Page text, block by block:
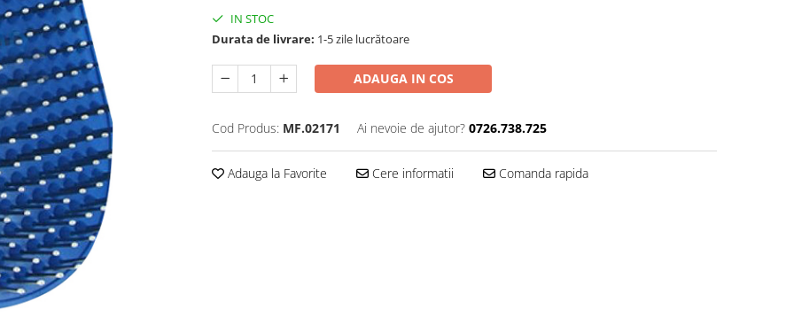
IN STOC
Durata de livrare: 1-5 zile lucrătoare
ADAUGA IN COS
Cod Produs: MF.02171 Ai nevoie de ajutor? 0726.738.725
Adauga la Favorite Cere informatii Comanda rapida